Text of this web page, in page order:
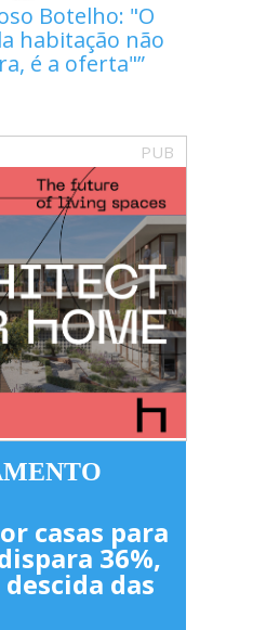
Botelho: "O
habitação não
é a oferta"
PUB
casas para
36%,
das